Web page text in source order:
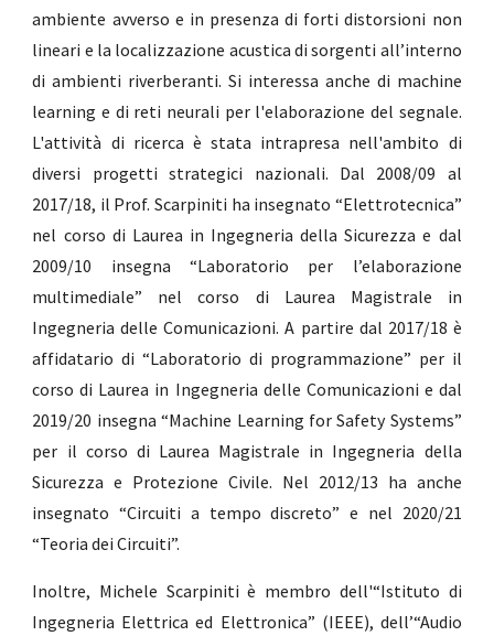
ambiente avverso e in presenza di forti distorsioni non
lineari e la localizzazione acustica di sorgenti all’interno
di ambienti riverberanti. Si interessa anche di machine
learning e di reti neurali per l'elaborazione del segnale.
L'attività di ricerca è stata intrapresa nell'ambito di
diversi progetti strategici nazionali. Dal 2008/09 al
2017/18, il Prof. Scarpiniti ha insegnato “Elettrotecnica”
nel corso di Laurea in Ingegneria della Sicurezza e dal
2009/10 insegna “Laboratorio per l’elaborazione
multimediale” nel corso di Laurea Magistrale in
Ingegneria delle Comunicazioni. A partire dal 2017/18 è
affidatario di “Laboratorio di programmazione” per il
corso di Laurea in Ingegneria delle Comunicazioni e dal
2019/20 insegna “Machine Learning for Safety Systems”
per il corso di Laurea Magistrale in Ingegneria della
Sicurezza e Protezione Civile. Nel 2012/13 ha anche
insegnato “Circuiti a tempo discreto” e nel 2020/21
“Teoria dei Circuiti”.
Inoltre, Michele Scarpiniti è membro dell'“Istituto di
Ingegneria Elettrica ed Elettronica” (IEEE), dell’“Audio